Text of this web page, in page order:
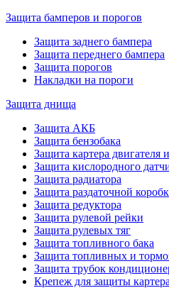
Защита бамперов и порогов
Защита заднего бампера
Защита переднего бампера
Защита порогов
Накладки на пороги
Защита днища
Защита АКБ
Защита бензобака
Защита картера
Защита кислородного
Защита радиатора
Защита раздаточной
Защита редуктора
Защита рулевой рейки
Защита рулевых тяг
Защита топливного бака
Защита топливных и
Защита трубок
Крепеж для защиты картера